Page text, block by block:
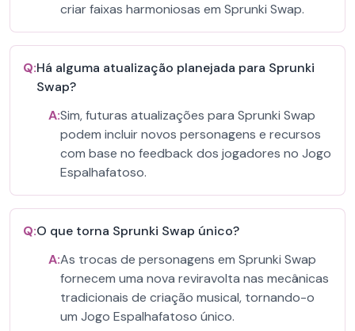
criar faixas harmoniosas em Sprunki Swap.
Q:Há alguma atualização planejada para Sprunki
Swap?
A:Sim, futuras atualizações para Sprunki Swap
podem incluir novos personagens e recursos
com base no feedback dos jogadores no Jogo
Espalhafatoso.
Q:O que torna Sprunki Swap único?
A:As trocas de personagens em Sprunki Swap
fornecem uma nova reviravolta nas mecânicas
tradicionais de criação musical, tornando-o
um Jogo Espalhafatoso único.